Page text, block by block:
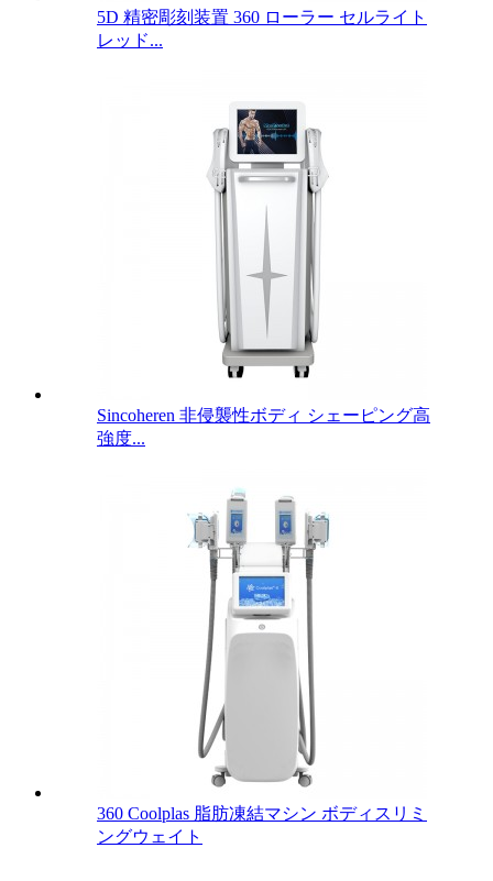
5D 精密彫刻装置 360 ローラー セルライト
レッド...
Sincoheren 非侵襲性ボディ シェーピング高
強度...
360 Coolplas 脂肪凍結マシン ボディスリミ
ングウェイト